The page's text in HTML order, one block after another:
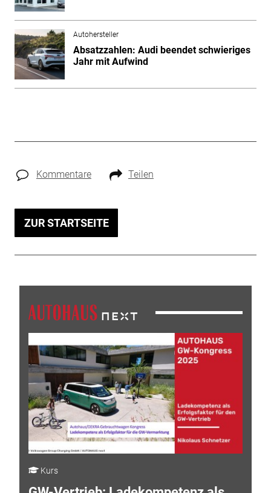
Autohersteller
Absatzzahlen: Audi beendet schwieriges
Jahr mit Aufwind
Kommentare Teilen
ZUR STARTSEITE
Kurs